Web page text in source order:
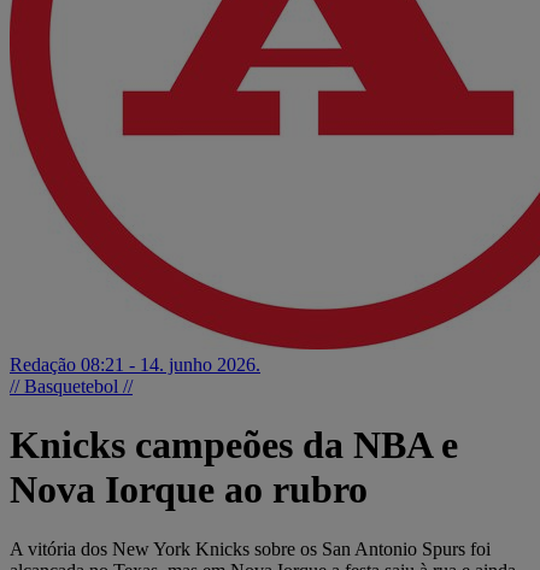
Redação 08:21 - 14. junho 2026.
// Basquetebol //
Knicks campeões da NBA e
Nova Iorque ao rubro
A vitória dos New York Knicks sobre os San Antonio Spurs foi